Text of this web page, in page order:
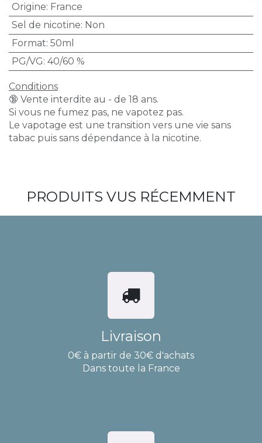
Origine: France
Sel de nicotine: Non
Format: 50ml
PG/VG: 40/60 %
Conditions
🔞 Vente interdite au - de 18 ans.
Si vous ne fumez pas, ne vapotez pas.
Le vapotage est une transition vers une vie sans
tabac puis sans dépendance à la nicotine.
PRODUITS VUS RÉCEMMENT
Livraison
0€ à partir de 30€ d'achats
Dans toute la France